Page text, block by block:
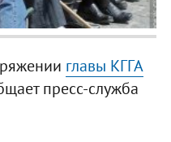
главы КГГА
пресс-служба